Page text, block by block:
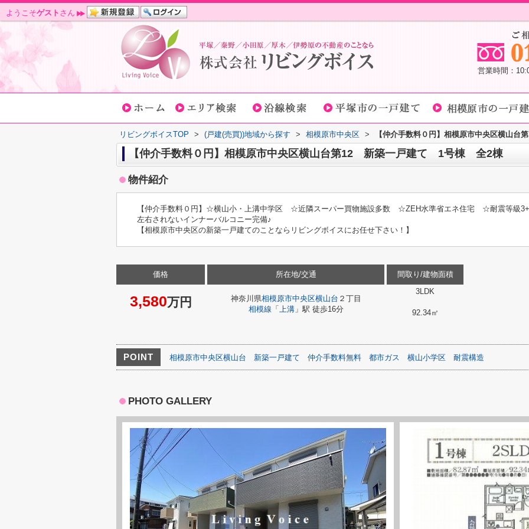
ようこそゲスト さん
営業時間：
リビングボイスTOP > (戸建(売買))地域から探す > 相模原市中央区 > 【仲介手数料０円】相模原市中央区横山
【仲介手数料０円】相模原市中央区横山台第12 新築一戸建て 1号棟 全2棟
物件紹介
【仲介手数料０円】☆横山小・上溝中学区 ☆近隣スーパー買物施設多数 ☆ZEH水準省エネ住宅 ☆耐震等級
左右されないインナーバルコニー完備♪
【相模原市中央区の新築一戸建てのことならリビングボイスにお任せ下さい！】
価格
3,580万円
所在地/交通
神奈川県相模原市中央区横山台 ２丁目
相模線 「 上溝」駅 徒歩16分
間取り/建物面積
3LDK
92.34㎡
POINT 相模原市中央区横山台 新築一戸建て 仲介手数料無料 都市ガス 横山小学区 耐震構造
PHOTO GALLERY